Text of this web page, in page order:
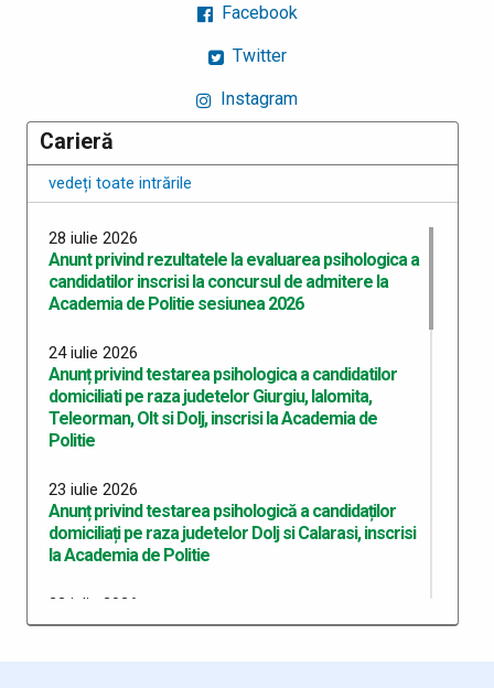
Facebook
Twitter
Instagram
Carieră
vedeți toate intrările
28 iulie 2026
Anunt privind rezultatele la evaluarea psihologica a
candidatilor inscrisi la concursul de admitere la
Academia de Politie sesiunea 2026
24 iulie 2026
Anunț privind testarea psihologica a candidatilor
domiciliati pe raza judetelor Giurgiu, Ialomita,
Teleorman, Olt si Dolj, inscrisi la Academia de
Politie
23 iulie 2026
Anunț privind testarea psihologică a candidaților
domiciliați pe raza judetelor Dolj si Calarasi, inscrisi
la Academia de Politie
22 iulie 2026
Anunț privind testarea psihologică a candidaților